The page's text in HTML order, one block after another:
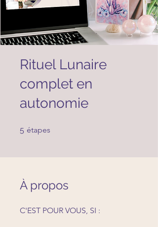
Rituel Lunaire
complet en
autonomie
5 étapes
À propos
C'EST POUR VOUS, SI :